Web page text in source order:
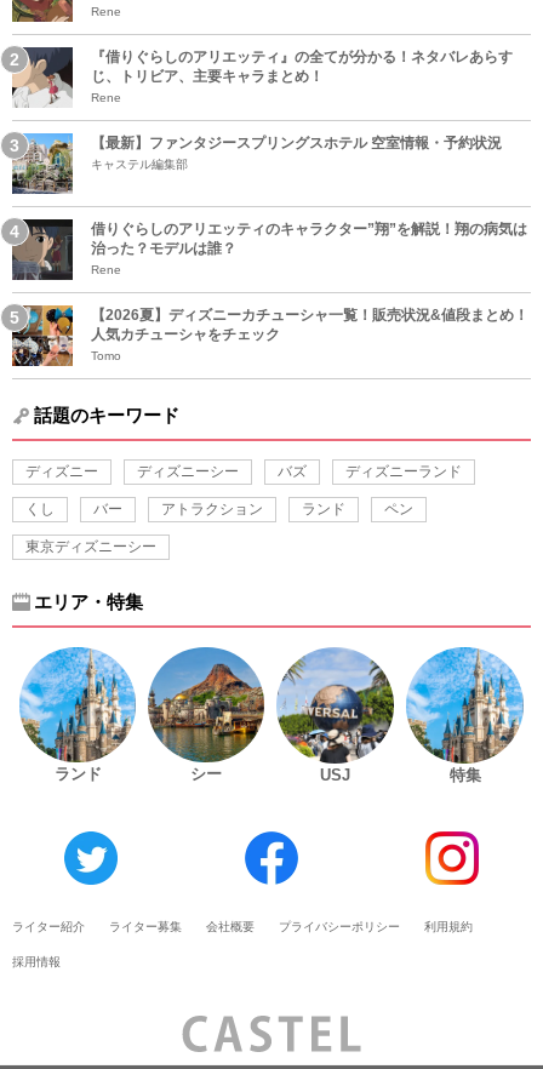
Rene
『借りぐらしのアリエッティ』の全てが分かる！ネタバレあらす
じ、トリビア、主要キャラまとめ！
Rene
【最新】ファンタジースプリングスホテル 空室情報・予約状況
キャステル編集部
借りぐらしのアリエッティのキャラクター”翔”を解説！翔の病気は
治った？モデルは誰？
Rene
【2026夏】ディズニーカチューシャ一覧！販売状況&値段まとめ！
人気カチューシャをチェック
Tomo
話題のキーワード
ディズニー ディズニーシー バズ ディズニーランド
くし バー アトラクション ランド ペン
東京ディズニーシー
エリア・特集
ランド シー USJ 特集
ライター紹介 ライター募集 会社概要 プライバシーポリシー 利用規約
採用情報